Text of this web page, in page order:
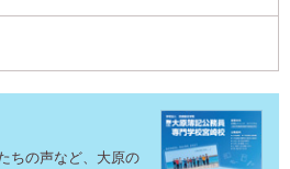
ちの声など、大原の